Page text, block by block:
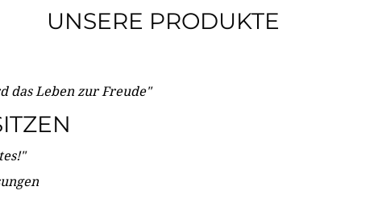
UNSERE PRODUKTE
das Leben zur Freude"